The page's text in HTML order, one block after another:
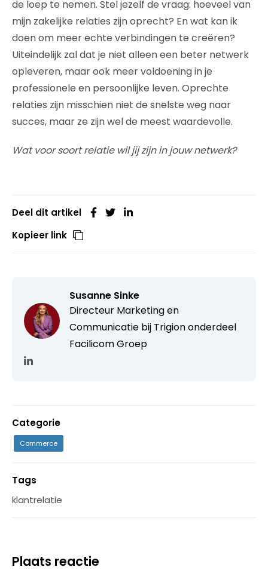
de loep te nemen. Stel jezelf de vraag: hoeveel van
mijn zakelijke relaties zijn oprecht? En wat kan ik
doen om meer echte verbindingen te creëren?
Uiteindelijk zal dat je niet alleen een beter netwerk
opleveren, maar ook meer voldoening in je
professionele en persoonlijke leven. Oprechte
relaties zijn misschien niet de snelste weg naar
succes, maar ze zijn wel de meest waardevolle.
Wat voor soort relatie wil jij zijn in jouw netwerk?
Deel dit artikel
Kopieer link
Susanne Sinke
Directeur Marketing en
Communicatie bij Trigion onderdeel
Facilicom Groep
Categorie
Commerce
Tags
klantrelatie
Plaats reactie